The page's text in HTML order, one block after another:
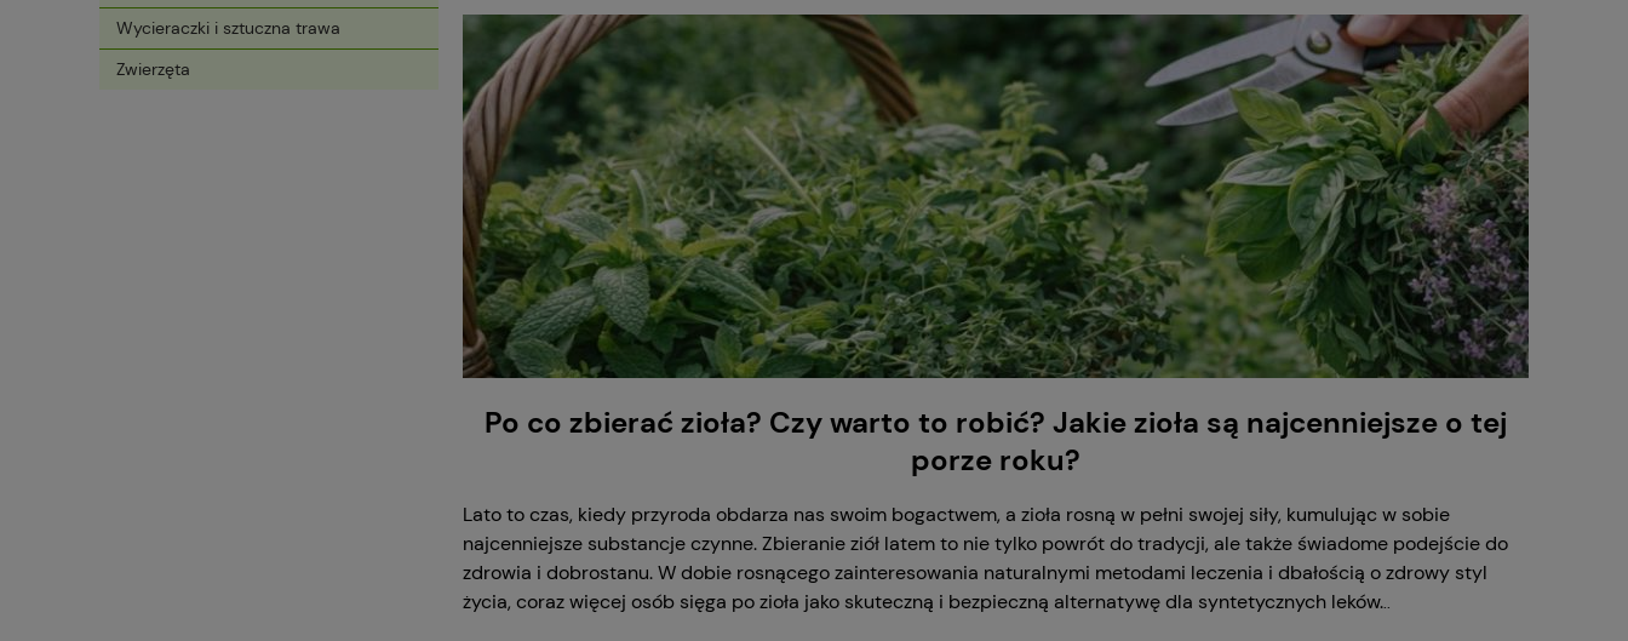
Wycieraczki i sztuczna trawa
Zwierzęta
Po co zbierać zioła? Czy warto to robić? Jakie zioła są najcenniejsze o tej
porze roku?
Lato to czas, kiedy przyroda obdarza nas swoim bogactwem, a zioła rosną w pełni swojej siły, kumulując w sobie
najcenniejsze substancje czynne. Zbieranie ziół latem to nie tylko powrót do tradycji, ale także świadome podejście do
zdrowia i dobrostanu. W dobie rosnącego zainteresowania naturalnymi metodami leczenia i dbałością o zdrowy styl
życia, coraz więcej osób sięga po zioła jako skuteczną i bezpieczną alternatywę dla syntetycznych leków...